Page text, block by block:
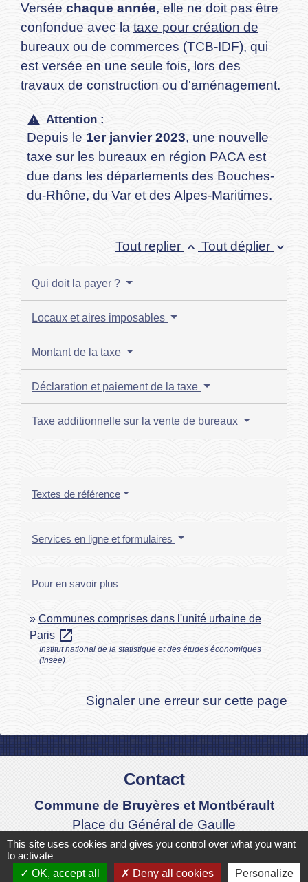
Versée chaque année, elle ne doit pas être
confondue avec la taxe pour création de
bureaux ou de commerces (TCB-IDF), qui
est versée en une seule fois, lors des
travaux de construction ou d'aménagement.
warning Attention :
Depuis le 1erjanvier 2023, une nouvelle
taxe sur les bureaux en région PACA est
due dans les départements des Bouches-
du-Rhône, du Var et des Alpes-Maritimes.
Tout replier keyboard_arrow_up Tout déplier keyboard_arrow_down
Qui doit la payer ?
Locaux et aires imposables
Montant de la taxe
Déclaration et paiement de la taxe
Taxe additionnelle sur la vente de bureaux
Textes de référence
Services en ligne et formulaires
Pour en savoir plus
Communes comprises dans l'unité urbaine de
Paris open_in_new
Institut national de la statistique et des études économiques
(Insee)
Signaler une erreur sur cette page
Contact
Commune de Bruyères et Montbérault
Place du Général de Gaulle
02860 Bruyères-et-Montbérault - FRANCE
+33 3 23 24 74 77
This site uses cookies and gives you control over what you want
to activate
OK, accept all
Deny all cookies Personalize